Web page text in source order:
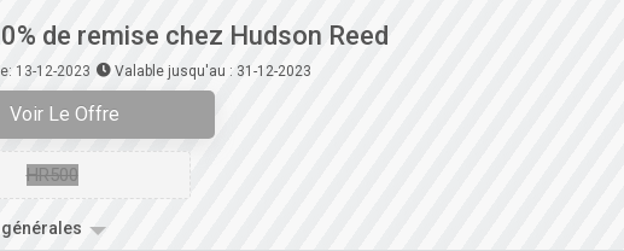
de remise chez Hudson Reed
13-12-2023 Valable jusqu'au : 31-12-2023
Voir Le Offre
HR500